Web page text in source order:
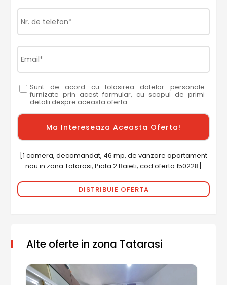
Sunt de acord cu folosirea datelor personale
furnizate prin acest formular, cu scopul de primi
detalii despre aceasta oferta.
[1 camera, decomandat, 46 mp, de vanzare apartament
nou in zona Tatarasi, Piata 2 Baieti; cod oferta 150228]
DISTRIBUIE OFERTA
Alte oferte in zona Tatarasi